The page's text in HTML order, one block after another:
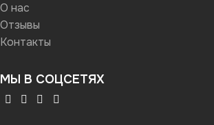
О нас
Отзывы
Контакты
МЫ В СОЦСЕТЯХ